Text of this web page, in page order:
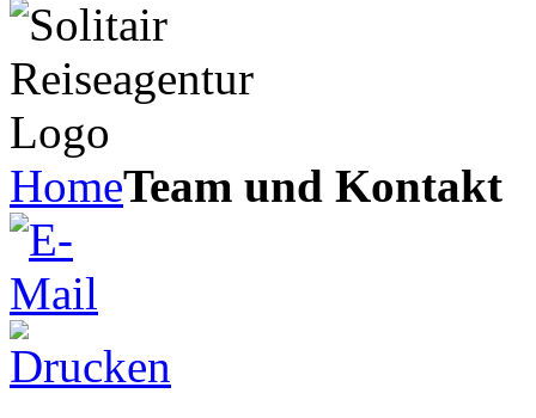
HomeTeam und Kontakt